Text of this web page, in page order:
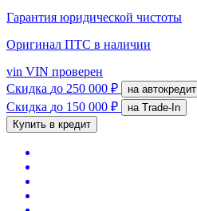
Гарантия юридической чистоты
Оригинал ПТС в наличии
vin VIN проверен
Скидка до 250 000 ₽ на автокредит
Скидка до 150 000 ₽
на Trade-In
Купить в кредит